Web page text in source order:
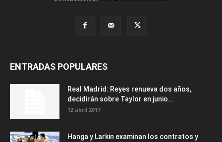
ENTRADAS POPULARES
Real Madrid: Reyes renueva dos años,
decidirán sobre Taylor en junio...
12 abril 2017
Hanga y Larkin examinan los contratos y